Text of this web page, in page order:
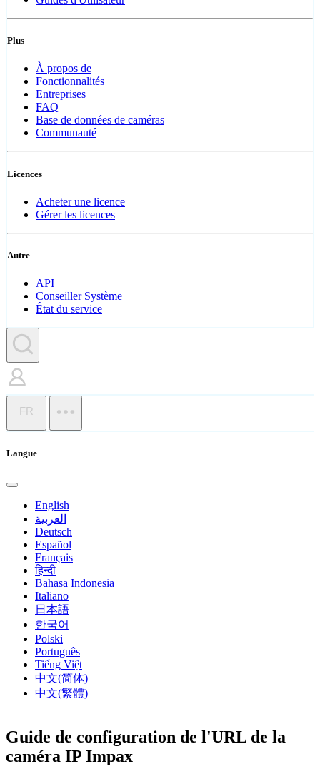
Plus
À propos de
Fonctionnalités
Entreprises
FAQ
Base de données de caméras
Communauté
Licences
Acheter une licence
Gérer les licences
Autre
API
Conseiller Système
État du service
FR
Langue
English
العربية
Deutsch
Español
Français
हिन्दी
Bahasa Indonesia
Italiano
日本語
한국어
Polski
Português
Tiếng Việt
中文(简体)
中文(繁體)
Guide de configuration de l'URL de la
caméra IP Impax